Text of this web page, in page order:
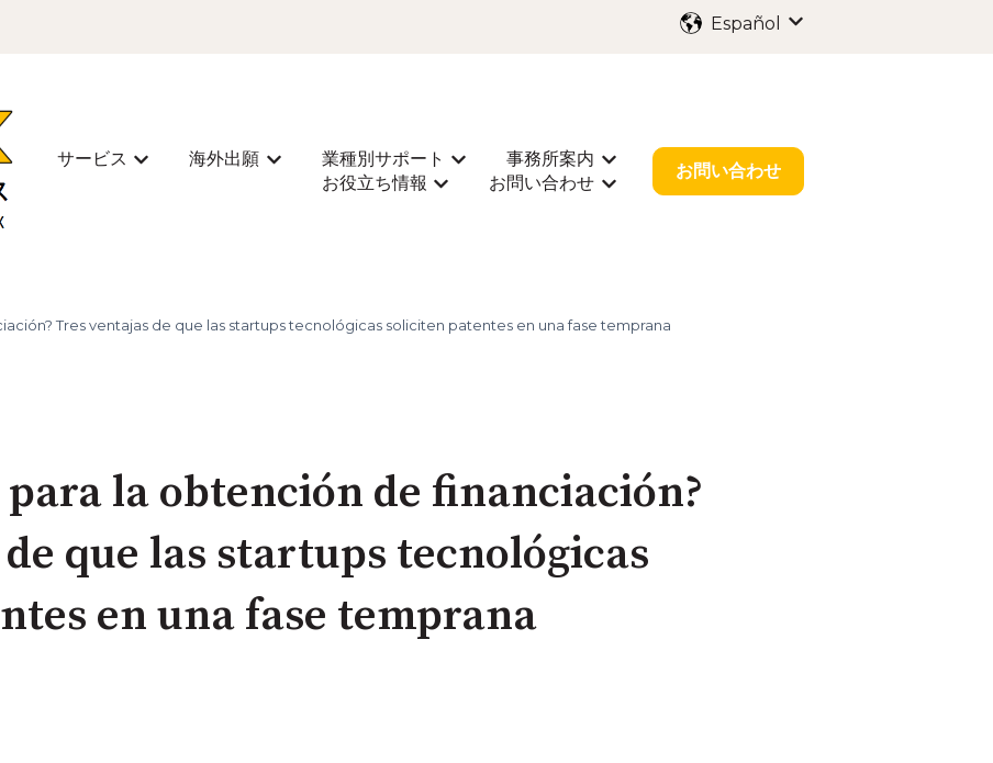
Español
サービス
Mostrar submenú de サービス
海外出願
Mostrar submenú de 海外出願
業種別サポート
Mostrar submenú de 業種別サポート
事務所案内
Mostrar submenú de 事務所案内
お役立ち情報
Mostrar submenú de お役立ち情報
お問い合わせ
Mostrar submenú de お問い合わせ
お問い合わせ
Tres ventajas de que las startups tecnológicas soliciten patentes en una fase temprana
para la obtención de financiación?
que las startups tecnológicas
en una fase temprana